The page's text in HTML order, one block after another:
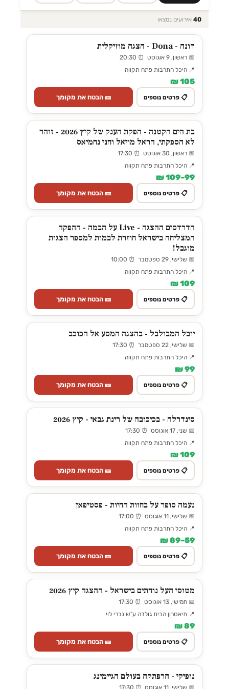
40 אירועים נמצאו
דונה - Dona - הצגה מוזיקלית
📅 ראשון, 9 אוגוסט ⏰ 20:30
📍 היכל התרבות פתח תקווה
105 ₪
📋 פרטים נוספים 🎫 הבטח את מקומך
בת הים הקטנה - הפקת הענק של קיץ 2026 - זוהר
לא הספקתי, הראל מויאל וחני נחמיאס
📅 ראשון, 30 אוגוסט ⏰ 17:30
📍 היכל התרבות פתח תקווה
99–109 ₪
📋 פרטים נוספים 🎫 הבטח את מקומך
הדרדסים ההצגה - Live על הבמה - ההפקה
המצליחה בישראל חוזרת לבמות למספר הצגות
מוגבל!
📅 שלישי, 29 ספטמבר ⏰ 10:00
📍 היכל התרבות פתח תקווה
109 ₪
📋 פרטים נוספים 🎫 הבטח את מקומך
יובל המבולבל - בהצגה המסע אל הכוכב
📅 שלישי, 22 ספטמבר ⏰ 17:30
📍 היכל התרבות פתח תקווה
99 ₪
📋 פרטים נוספים 🎫 הבטח את מקומך
סינדרלה - בכיכובה של רינת גבאי - קיץ 2026
📅 שני, 17 אוגוסט ⏰ 17:30
📍 היכל התרבות פתח תקווה
109 ₪
📋 פרטים נוספים 🎫 הבטח את מקומך
נעמה סופר על בחוות החיות - פסטיפאן
📅 שלישי, 11 אוגוסט ⏰ 17:00
📍 היכל התרבות פתח תקווה
59–89 ₪
📋 פרטים נוספים 🎫 הבטח את מקומך
מטוסי העל נוחתים בישראל - ההצגה קיץ 2026
📅 חמישי, 13 אוגוסט ⏰ 17:30
📍 תיאטרון הבית גולדה ע"ש גברי לוי
89 ₪
📋 פרטים נוספים 🎫 הבטח את מקומך
נופיקי - הרפתקה בעולם הגיימינג
📅 שלישי, 11 אוגוסט ⏰ 17:30